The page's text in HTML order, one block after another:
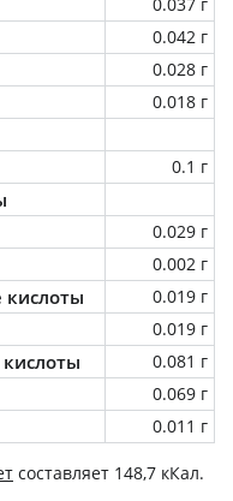
0.042 г
0.028 г
0.018 г
0.1 г
0.029 г
0.002 г
0.019 г
0.019 г
0.081 г
0.069 г
0.011 г
составляет 148,7 кКал.